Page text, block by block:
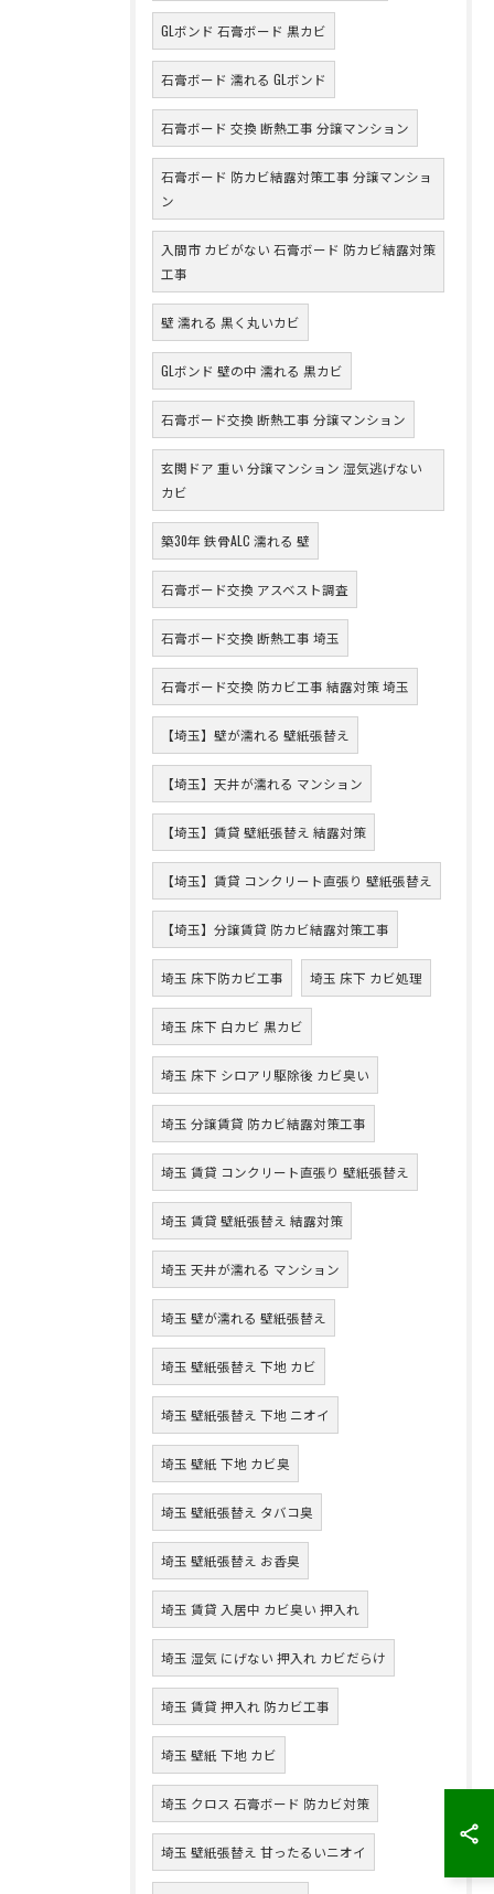
GLボンド 石膏ボード 黒カビ
石膏ボード 濡れる GLボンド
石膏ボード 交換 断熱工事 分譲マンション
石膏ボード 防カビ結露対策工事 分譲マンショ
ン
入間市 カビがない 石膏ボード 防カビ結露対策
工事
壁 濡れる 黒く丸いカビ
GLボンド 壁の中 濡れる 黒カビ
石膏ボード交換 断熱工事 分譲マンション
玄関ドア 重い 分譲マンション 湿気逃げない
カビ
築30年 鉄骨ALC 濡れる 壁
石膏ボード交換 アスベスト調査
石膏ボード交換 断熱工事 埼玉
石膏ボード交換 防カビ工事 結露対策 埼玉
【埼玉】壁が濡れる 壁紙張替え
【埼玉】天井が濡れる マンション
【埼玉】賃貸 壁紙張替え 結露対策
【埼玉】賃貸 コンクリート直張り 壁紙張替え
【埼玉】分譲賃貸 防カビ結露対策工事
埼玉 床下防カビ工事 埼玉 床下 カビ処理
埼玉 床下 白カビ 黒カビ
埼玉 床下 シロアリ駆除後 カビ臭い
埼玉 分譲賃貸 防カビ結露対策工事
埼玉 賃貸 コンクリート直張り 壁紙張替え
埼玉 賃貸 壁紙張替え 結露対策
埼玉 天井が濡れる マンション
埼玉 壁が濡れる 壁紙張替え
埼玉 壁紙張替え 下地 カビ
埼玉 壁紙張替え 下地 ニオイ
埼玉 壁紙 下地 カビ臭
埼玉 壁紙張替え タバコ臭
埼玉 壁紙張替え お香臭
埼玉 賃貸 入居中 カビ臭い 押入れ
埼玉 湿気 にげない 押入れ カビだらけ
埼玉 賃貸 押入れ 防カビ工事
埼玉 壁紙 下地 カビ
埼玉 クロス 石膏ボード 防カビ対策
埼玉 壁紙張替え 甘ったるいニオイ